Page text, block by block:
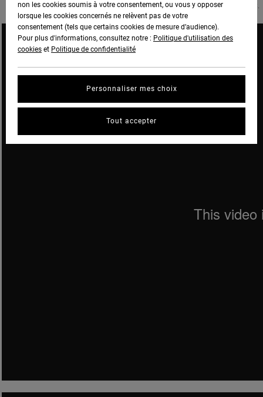
THE ENTIRE WEEK ON THE RVCA INSTAGRAM CHANNEL AND AT RVCA.COM. #RVCANYC.
non les cookies soumis à votre consentement, ou vous y opposer
lorsque les cookies concernés ne relèvent pas de votre
consentement (tels que certains cookies de mesure d’audience).
Pour plus d'informations, consultez notre : Politique d'utilisation des
cookies et Politique de confidentialité
Personnaliser mes choix
Tout accepter